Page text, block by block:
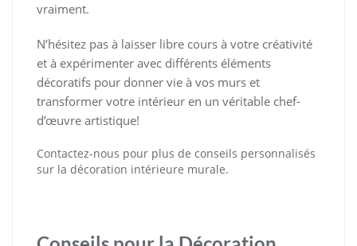
vraiment.
N’hésitez pas à laisser libre cours à votre créativité
et à expérimenter avec différents éléments
décoratifs pour donner vie à vos murs et
transformer votre intérieur en un véritable chef-
d’œuvre artistique!
Contactez-nous pour plus de conseils personnalisés
sur la décoration intérieure murale.